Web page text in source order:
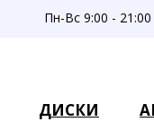
Пн-Вс 9:00 - 21:00
ДИСКИ